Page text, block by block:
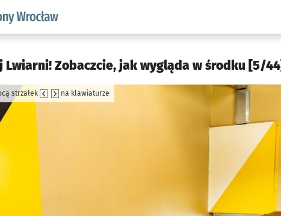
podserwis: Środowisko we Wrocławiu
Lwiarni! Zobaczcie, jak wygląda w środku [5/
strzałek na klawiaturze